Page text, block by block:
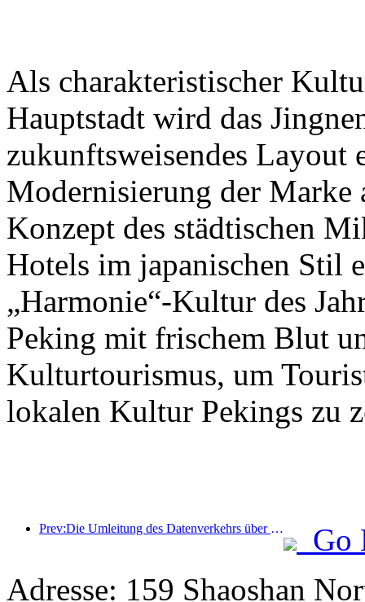
Als charakteristischer
Hauptstadt wird das
zukunftsweisendes Layout
Modernisierung der Marke
Konzept des städtischen
Hotels im japanischen Stil
„Harmonie“-Kultur des
Peking mit frischem Blut
Kulturtourismus, um
lokalen Kultur Pekings zu
Prev:Die Umleitung des Datenverkehrs über alle Medien trägt zur Erneuerung alter Geschäfte bei und schafft ein neues Modell des „Null-Hochlaufs“
Go
Adresse: 159 Shaoshan